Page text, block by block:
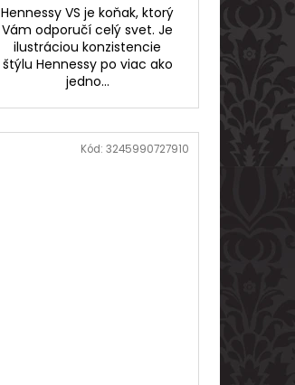
Hennessy VS je koňak, ktorý
Vám odporučí celý svet. Je
ilustráciou konzistencie
štýlu Hennessy po viac ako
jedno...
Kód: 3245990727910